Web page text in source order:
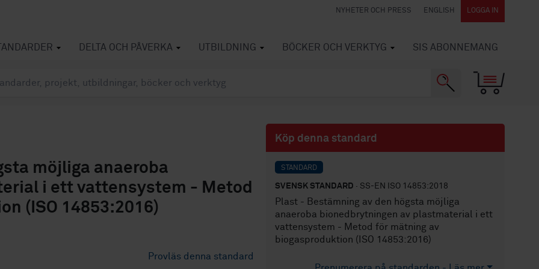
NYHETER OCH PRESS ENGLISH LOGGA IN
DELTA OCH PÅVERKA UTBILDNING BÖCKER OCH VERKTYG SIS ABONNEMANG
möjliga anaeroba
i ett vattensystem - Metod
(ISO 14853:2016)
Provläs denna standard
Köp denna standard
STANDARD
SVENSK STANDARD · SS-EN ISO 14853:2018
Plast - Bestämning av den högsta möjliga
anaeroba bionedbrytningen av plastmaterial i ett
vattensystem - Metod för mätning av
biogasproduktion (ISO 14853:2016)